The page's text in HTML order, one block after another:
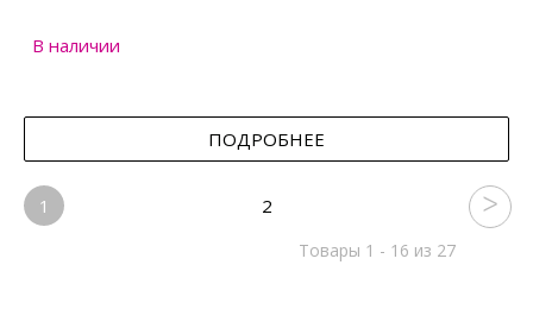
В наличии
ПОДРОБНЕЕ
1 2
Товары 1 - 16 из 27